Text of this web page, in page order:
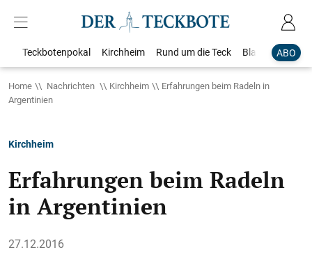
ABO
Teckbotenpokal Kirchheim Rund um die Teck Blaulicht
Home Nachrichten Kirchheim
Erfahrungen beim Radeln in
Argentinien
Kirchheim
Erfahrungen beim Radeln
in Argentinien
27.12.2016